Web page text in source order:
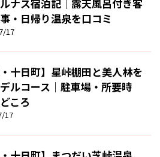
ナス宿泊記｜露天風呂付き客
・日帰り温泉を口コミ
17
・十日町】星峠棚田と美人林を
ルコース｜駐車場・所要時
ころ
17